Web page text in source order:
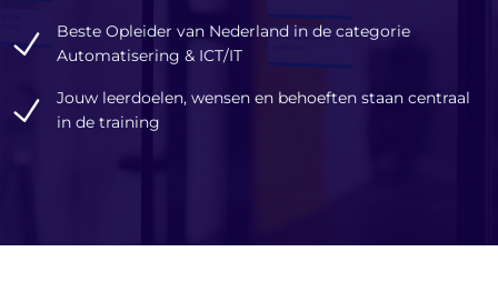
Beste Opleider van Nederland in de categorie
Automatisering & ICT/IT
Jouw leerdoelen, wensen en behoeften staan centraal
in de training